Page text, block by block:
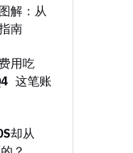
解：从
南
用吃
这笔账
却从